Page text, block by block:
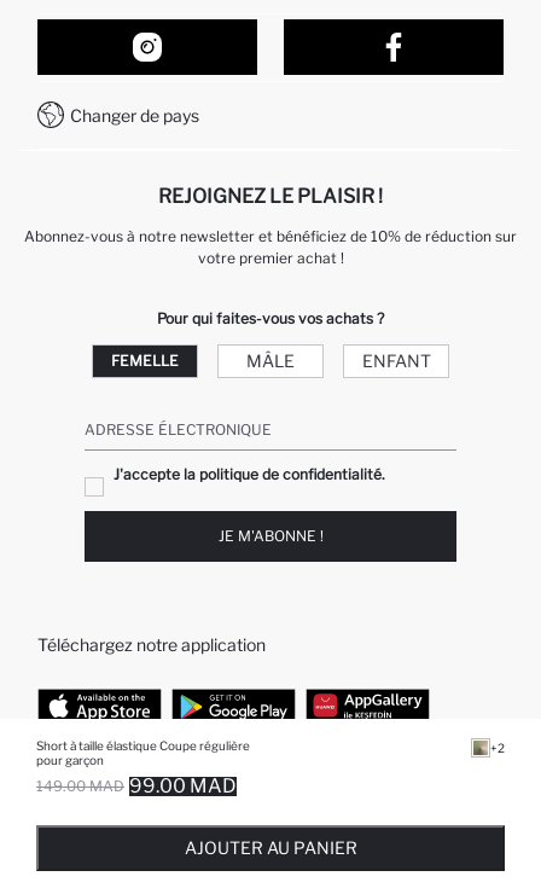
Short à taille élastique Coupe régulière
pour garçon
149.00 MAD 99.00 MAD
+2
AJOUTER AU PANIER
Suivi de la Commande
Comment acheter sur DeFacto ?
Comment payer sur DeFacto?
Nos Magasins
Formulaire de contact
Service Client +212 525 076 633
Changer de pays
REJOIGNEZ LE PLAISIR !
Abonnez-vous à notre newsletter et bénéficiez de 10% de réduction sur
votre premier achat !
Pour qui faites-vous vos achats ?
FEMELLE MÂLE ENFANT
ADRESSE ÉLECTRONIQUE
J'accepte la politique de confidentialité.
JE M'ABONNE !
Téléchargez notre application
TOP CATÉGORIES
Femme
Fille
Jeans Larges pour Homme
Garçon
Bébé Garçon